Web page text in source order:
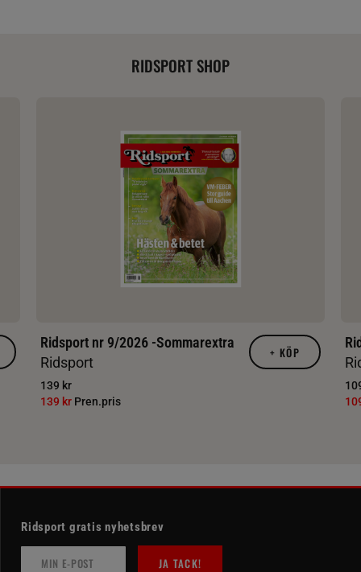
RIDSPORT SHOP
Ridsport nr 9/2026 -Sommarextra
Ridsport
139 kr
139 kr Pren.pris
+ KÖP
Ridsport gratis nyhetsbrev
JA TACK!